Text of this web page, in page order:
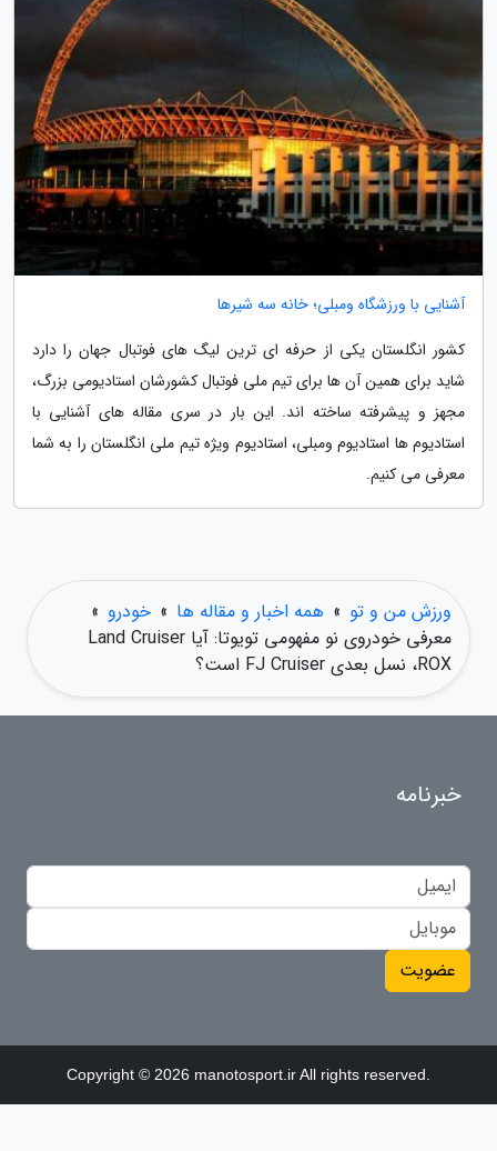
آشنایی با ورزشگاه ومبلی؛ خانه سه شیرها
کشور انگلستان یکی از حرفه ای ترین لیگ های فوتبال جهان را دارد
شاید برای همین آن ها برای تیم ملی فوتبال کشورشان استادیومی بزرگ،
مجهز و پیشرفته ساخته اند. این بار در سری مقاله های آشنایی با
استادیوم ها استادیوم ومبلی، استادیوم ویژه تیم ملی انگلستان را به شما
معرفی می کنیم.
ورزش من و تو » همه اخبار و مقاله ها » خودرو »
معرفی خودروی نو مفهومی تویوتا: آیا Land Cruiser
ROX، نسل بعدی FJ Cruiser است؟
خبرنامه
عضویت
Copyright © 2026 manotosport.ir All rights reserved.